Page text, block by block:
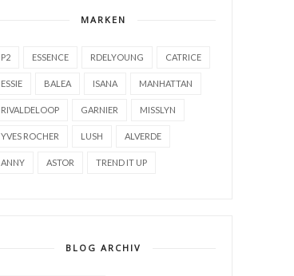
MARKEN
P2 ESSENCE RDELYOUNG CATRICE
ESSIE BALEA ISANA MANHATTAN
RIVALDELOOP GARNIER MISSLYN
YVES ROCHER LUSH ALVERDE
ANNY ASTOR TREND IT UP
BLOG ARCHIV